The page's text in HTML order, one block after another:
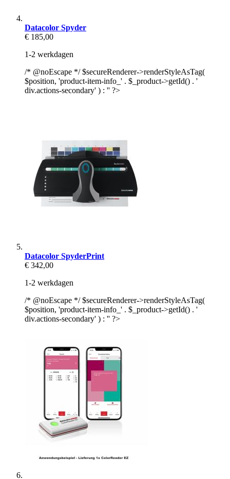
Datacolor Spyder
€ 185,00
1-2 werkdagen
/* @noEscape */ $secureRenderer->renderStyleAsTag(
$position, 'product-item-info_' . $_product->getId() . '
div.actions-secondary' ) : '' ?>
Datacolor SpyderPrint
€ 342,00
1-2 werkdagen
/* @noEscape */ $secureRenderer->renderStyleAsTag(
$position, 'product-item-info_' . $_product->getId() . '
div.actions-secondary' ) : '' ?>